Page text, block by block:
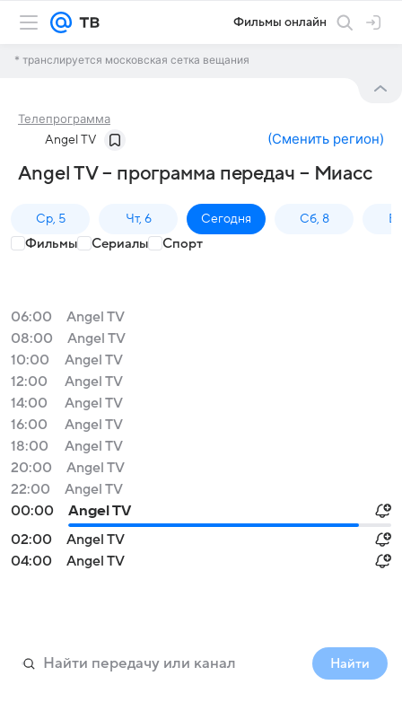
Фильмы онлайн
* транслируется московская сетка вещания
Телепрограмма
Angel TV (Сменить регион)
Angel TV – программа передач – Миасс
Ср, 5 Чт, 6 Сегодня Сб, 8
Фильмы Сериалы Спорт
06:00
Angel TV
08:00
Angel TV
10:00
Angel TV
12:00
Angel TV
14:00
Angel TV
16:00
Angel TV
18:00
Angel TV
20:00
Angel TV
22:00
Angel TV
00:00
Angel TV
02:00
Angel TV
04:00
Angel TV
Найти